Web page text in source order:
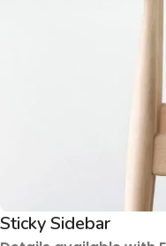
Sticky Sidebar